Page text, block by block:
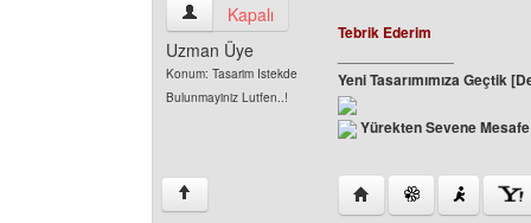
etkindizayn Kullanıcının profilini görüntüle
Kapalı
Uzman Üye
Konum: Tasarim Istekde
Bulunmayiniz Lutfen..!
Tebrik Ederim
Yeni Tasarımımıza Geçtik
Yürekten Sevene
↑ Yazarın web sitesini